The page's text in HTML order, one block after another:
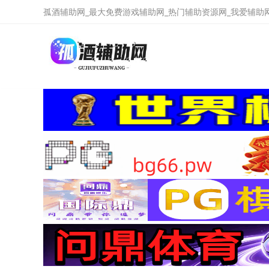
孤酒辅助网_最大免费游戏辅助网_热门辅助资源网_我爱辅助